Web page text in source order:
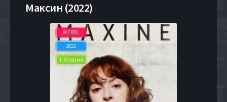
Максин (2022)
WEBDL
2022
1-3 Серия